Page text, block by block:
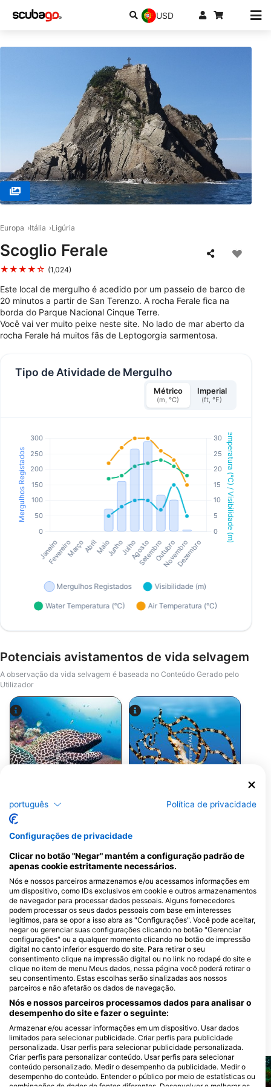
USD
Europa Itália Ligúria
Scoglio Ferale
★★★★☆ (1,024)
Este local de mergulho é acedido por um passeio de barco de
20 minutos a partir de San Terenzo. A rocha Ferale fica na
borda do Parque Nacional Cinque Terre.
Você vai ver muito peixe neste site. No lado de mar aberto da
rocha Ferale há muitos fãs de Leptogorgia sarmentosa.
Tipo de Atividade de Mergulho
Métrico
(m, °C)
Imperial
(ft, °F)
Potenciais avistamentos de vida selvagem
A observação da vida selvagem é baseada no Conteúdo Gerado pelo
Utilizador
Alamy-WaterFrame
Moreia
91Avistamentos
J F M A M J J A S O N D
Alamy/Reinhard Dirscherl
Polvo
J F M A M J J A S O N D
Centros de mergulho que servem este
local de mergulho
La Tribu Diving Academy
via Meneghetti 24, 19032 Lerici, SP
- ItÁlia
SEA SUB MODENA A.S.D.
Via Dogali 12, 41123 MODENA, MO
- ItÁlia
LOCAIS DE MERGULHO PRÓXIMOS
português Política de privacidade
Configurações de privacidade
Clicar no botão "Negar" mantém a configuração padrão de
apenas cookie estritamente necessários.
Nós e nossos parceiros armazenamos e/ou acessamos informações em
um dispositivo, como IDs exclusivos em cookie e outros armazenamentos
de navegador para processar dados pessoais. Alguns fornecedores
podem processar os seus dados pessoais com base em interesses
legítimos, para se opor a isso abra as "Configurações". Você pode aceitar,
negar ou gerenciar suas configurações clicando no botão "Gerenciar
configurações" ou a qualquer momento clicando no botão de impressão
digital no canto inferior esquerdo do site. Para retirar o seu
consentimento clique na impressão digital ou no link no rodapé do site e
clique no item de menu Meus dados, nessa página você poderá retirar o
seu consentimento. Estas escolhas serão sinalizadas aos nossos
parceiros e não afetarão os dados de navegação.
Nós e nossos parceiros processamos dados para analisar o
desempenho do site e fazer o seguinte:
Armazenar e/ou acessar informações em um dispositivo. Usar dados
limitados para selecionar publicidade. Criar perfis para publicidade
personalizada. Usar perfis para selecionar publicidade personalizada.
Criar perfis para personalizar conteúdo. Usar perfis para selecionar
conteúdo personalizado. Medir o desempenho da publicidade. Medir o
desempenho do conteúdo. Entender o público por meio de estatísticas ou